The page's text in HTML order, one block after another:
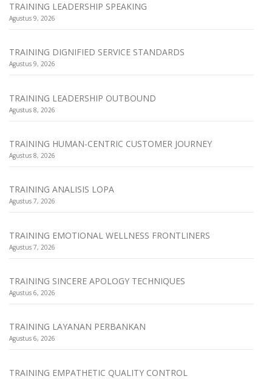
TRAINING LEADERSHIP SPEAKING
Agustus 9, 2026
TRAINING DIGNIFIED SERVICE STANDARDS
Agustus 9, 2026
TRAINING LEADERSHIP OUTBOUND
Agustus 8, 2026
TRAINING HUMAN-CENTRIC CUSTOMER JOURNEY
Agustus 8, 2026
TRAINING ANALISIS LOPA
Agustus 7, 2026
TRAINING EMOTIONAL WELLNESS FRONTLINERS
Agustus 7, 2026
TRAINING SINCERE APOLOGY TECHNIQUES
Agustus 6, 2026
TRAINING LAYANAN PERBANKAN
Agustus 6, 2026
TRAINING EMPATHETIC QUALITY CONTROL